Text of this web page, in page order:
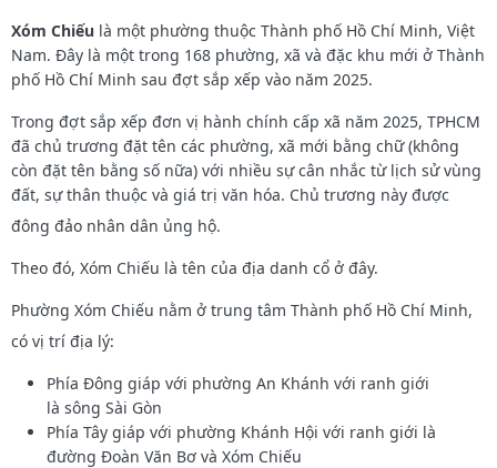
Xóm Chiếu là một phường thuộc Thành phố Hồ Chí Minh, Việt
Nam. Đây là một trong 168 phường, xã và đặc khu mới ở Thành
phố Hồ Chí Minh sau đợt sắp xếp vào năm 2025.
Trong đợt sắp xếp đơn vị hành chính cấp xã năm 2025, TPHCM
đã chủ trương đặt tên các phường, xã mới bằng chữ (không
còn đặt tên bằng số nữa) với nhiều sự cân nhắc từ lịch sử vùng
đất, sự thân thuộc và giá trị văn hóa. Chủ trương này được
đông đảo nhân dân ủng hộ.
Theo đó, Xóm Chiếu là tên của địa danh cổ ở đây.
Phường Xóm Chiếu nằm ở trung tâm Thành phố Hồ Chí Minh,
có vị trí địa lý:
Phía Đông giáp với phường An Khánh với ranh giới
là sông Sài Gòn
Phía Tây giáp với phường Khánh Hội với ranh giới là
đường Đoàn Văn Bơ và Xóm Chiếu